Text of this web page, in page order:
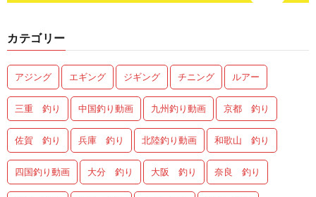
カテゴリー
アジング エギング ジギング チニング ルアー
三重 釣り 中国釣り動画 九州釣り動画 京都 釣り
佐賀 釣り 兵庫 釣り 北陸釣り動画 和歌山 釣り
四国釣り動画 大分 釣り 大阪 釣り 奈良 釣り